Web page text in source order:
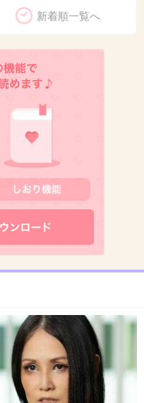
+131
せんからｗｗ
ぞｗｗ
+81
清志の存在忘れて
ビジュ
新着順一覧へ